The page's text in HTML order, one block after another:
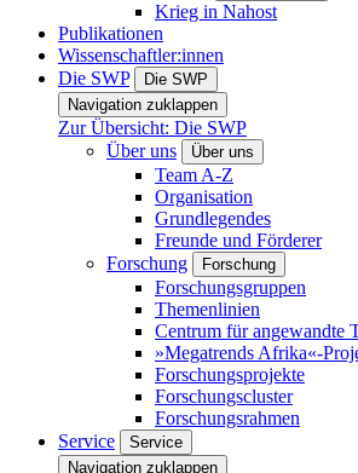
Krieg in Nahost
Publikationen
Wissenschaftler:innen
Die SWP
Die SWP
Navigation zuklappen
Zur Übersicht: Die SWP
Über uns
Über uns
Team A-Z
Organisation
Grundlegendes
Freunde und Förderer
Forschung
Forschung
Forschungsgruppen
Themenlinien
Centrum für angewandte
»Megatrends Afrika«-
Forschungsprojekte
Forschungscluster
Forschungsrahmen
Service
Service
Navigation zuklappen